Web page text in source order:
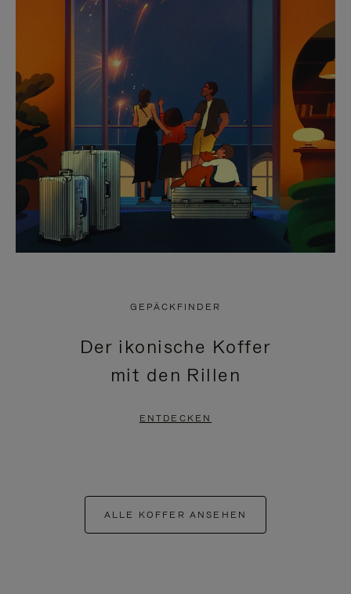
GEPÄCKFINDER
Der ikonische Koffer
mit den Rillen
ENTDECKEN
ALLE KOFFER ANSEHEN